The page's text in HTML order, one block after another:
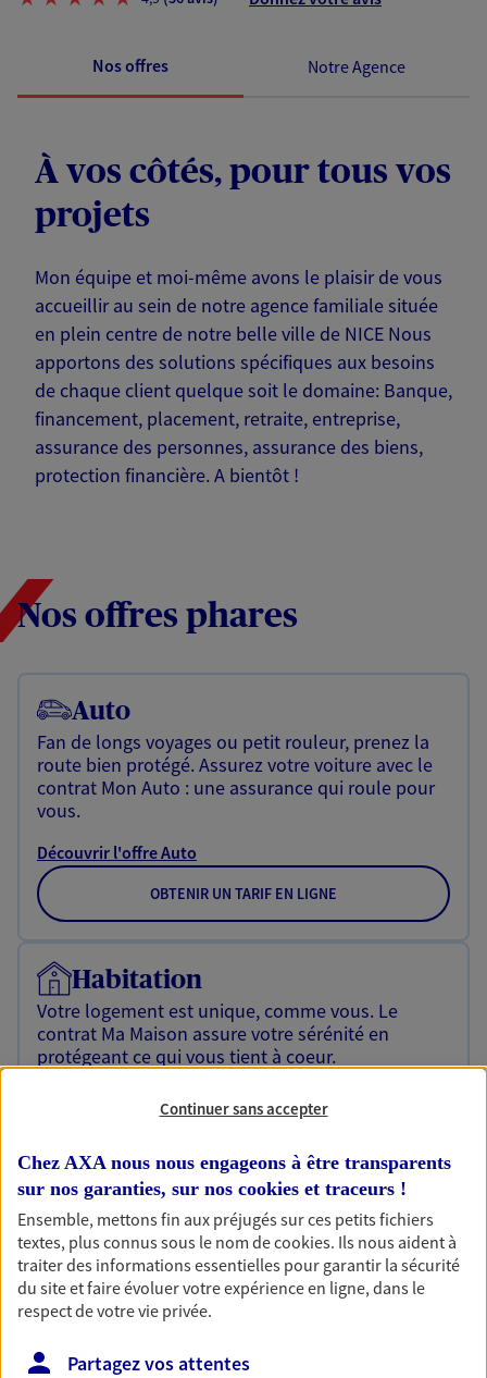
Nos offres Notre Agence
À vos côtés, pour tous vos
projets
Mon équipe et moi-même avons le plaisir de vous
accueillir au sein de notre agence familiale située
en plein centre de notre belle ville de NICE Nous
apportons des solutions spécifiques aux besoins
de chaque client quelque soit le domaine: Banque,
financement, placement, retraite, entreprise,
assurance des personnes, assurance des biens,
protection financière. A bientôt !
Nos offres phares
Auto
Fan de longs voyages ou petit rouleur, prenez la
route bien protégé. Assurez votre voiture avec le
contrat Mon Auto : une assurance qui roule pour
vous.
Découvrir l'offre Auto
OBTENIR UN TARIF EN LIGNE
Habitation
Votre logement est unique, comme vous. Le
contrat Ma Maison assure votre sérénité en
protégeant ce qui vous tient à coeur.
Découvrir l'offre Habitation
Garantie Accidents de la Vie
Bricoleuse, féru de jardinage, pâtissier en herbe
ou grande lectrice… personne n'est à l'abri d'un
accident du quotidien. Avec Ma Protection
Accident, protégez votre qualité de vie et vos
revenus.
Continuer sans accepter
Chez AXA nous nous engageons à être transparents
sur nos garanties, sur nos cookies et traceurs !
Ensemble, mettons fin aux préjugés sur ces petits fichiers
textes, plus connus sous le nom decookies. Ils nous aident à
traiter des informations essentielles pour garantir la sécurité
du site et faire évoluer votre expérience en ligne, dans le
respect de votre vie privée.
Partagez vos attentes